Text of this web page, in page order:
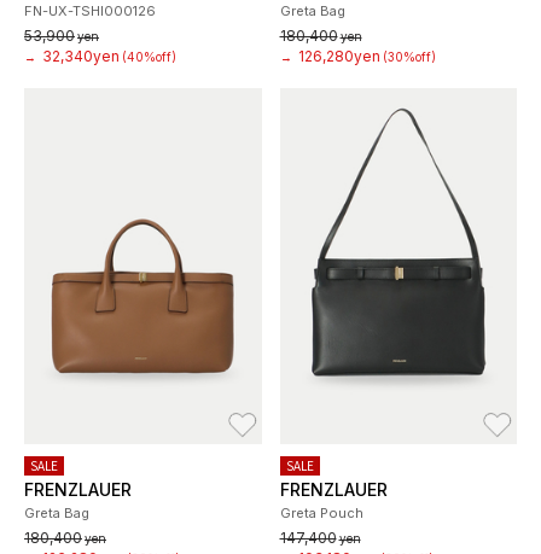
FN-UX-TSHI000126
53,900yen
→
32,340yen (40%off)
Greta Bag
180,400yen
→
126,280yen (30%off)
SALE
FRENZLAUER
Greta Bag
180,400yen
SALE
FRENZLAUER
Greta Pouch
147,400yen